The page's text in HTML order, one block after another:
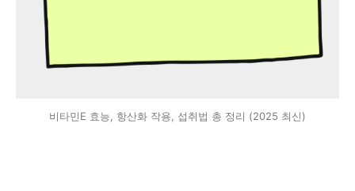
비타민E 효능, 항산화 작용, 섭취법 총 정리 (2025 최신)